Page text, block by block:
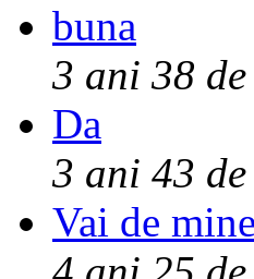
buna
3 ani 38
Da
3 ani 43
Vai de mine